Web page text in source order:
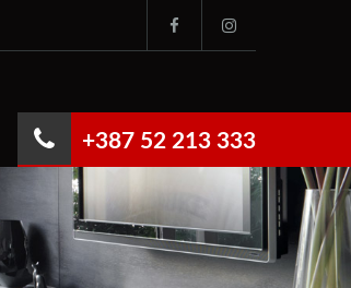
+387 52 213 333